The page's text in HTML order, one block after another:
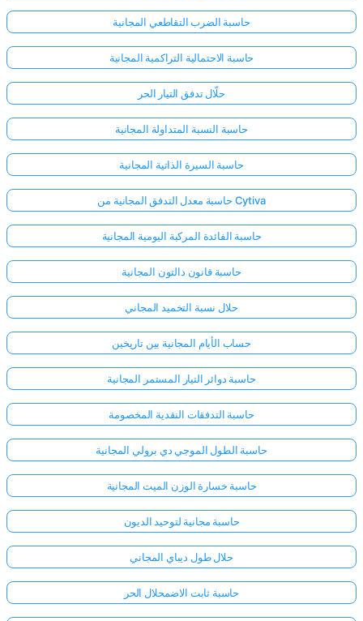
حاسبة الضرب التقاطعي المجانية
حاسبة الاحتمالية التراكمية المجانية
حلّال تدفق التيار الحر
حاسبة النسبة المتداولة المجانية
حاسبة السيرة الذاتية المجانية
حاسبة معدل التدفق المجانية من Cytiva
حاسبة الفائدة المركبة اليومية المجانية
حاسبة قانون دالتون المجانية
حلال نسبة التخميد المجاني
حساب الأيام المجانية بين تاريخين
حاسبة دوائر التيار المستمر المجانية
حاسبة التدفقات النقدية المخصومة
حاسبة الطول الموجي دي برولي المجانية
حاسبة خسارة الوزن الميت المجانية
حاسبة مجانية لتوحيد الديون
حلال طول ديباي المجاني
حاسبة ثابت الاضمحلال الحر